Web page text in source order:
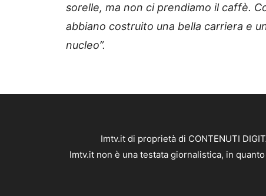
sorelle, ma non ci prendiamo il caffè.
abbiano costruito una bella carriera e
nucleo”.
Imtv.it di proprietà di CONTENUTI
Imtv.it non è una testata giornalistica, in